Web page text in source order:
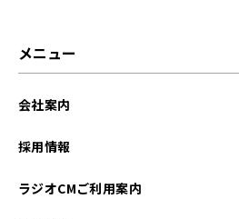
メニュー
会社案内
採用情報
ラジオCMご利用案内